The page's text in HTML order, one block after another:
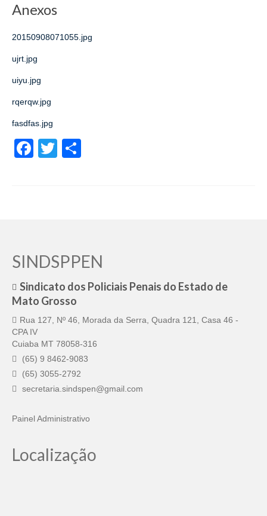
Anexos
20150908071055.jpg
ujrt.jpg
uiyu.jpg
rqerqw.jpg
fasdfas.jpg
Facebook
Twitter
SINDSPPEN
Sindicato dos Policiais Penais do Estado de
Mato Grosso
Rua 127, Nº 46, Morada da Serra, Quadra 121, Casa 46 -
CPA IV
Cuiaba MT 78058-316
(65) 9 8462-9083
(65) 3055-2792
secretaria.sindspen@gmail.com
Painel Administrativo
Localização